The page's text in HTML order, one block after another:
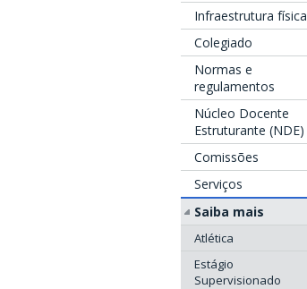
Infraestrutura física
Colegiado
Normas e
regulamentos
Núcleo Docente
Estruturante (NDE)
Comissões
Serviços
Saiba mais
Atlética
Estágio
Supervisionado